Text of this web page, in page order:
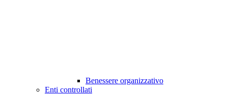
Benessere organizzativo
Enti controllati